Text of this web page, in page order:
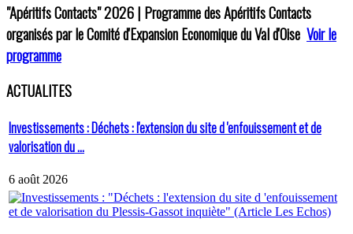
"Apéritifs Contacts"2026 | Programme des Apéritifs Contacts
organisés par le Comité d'Expansion Economique du Val d'Oise Voir le
programme
ACTUALITES
Investissements : Déchets : l'extension du site d 'enfouissement et de
valorisation du ...
6 août 2026